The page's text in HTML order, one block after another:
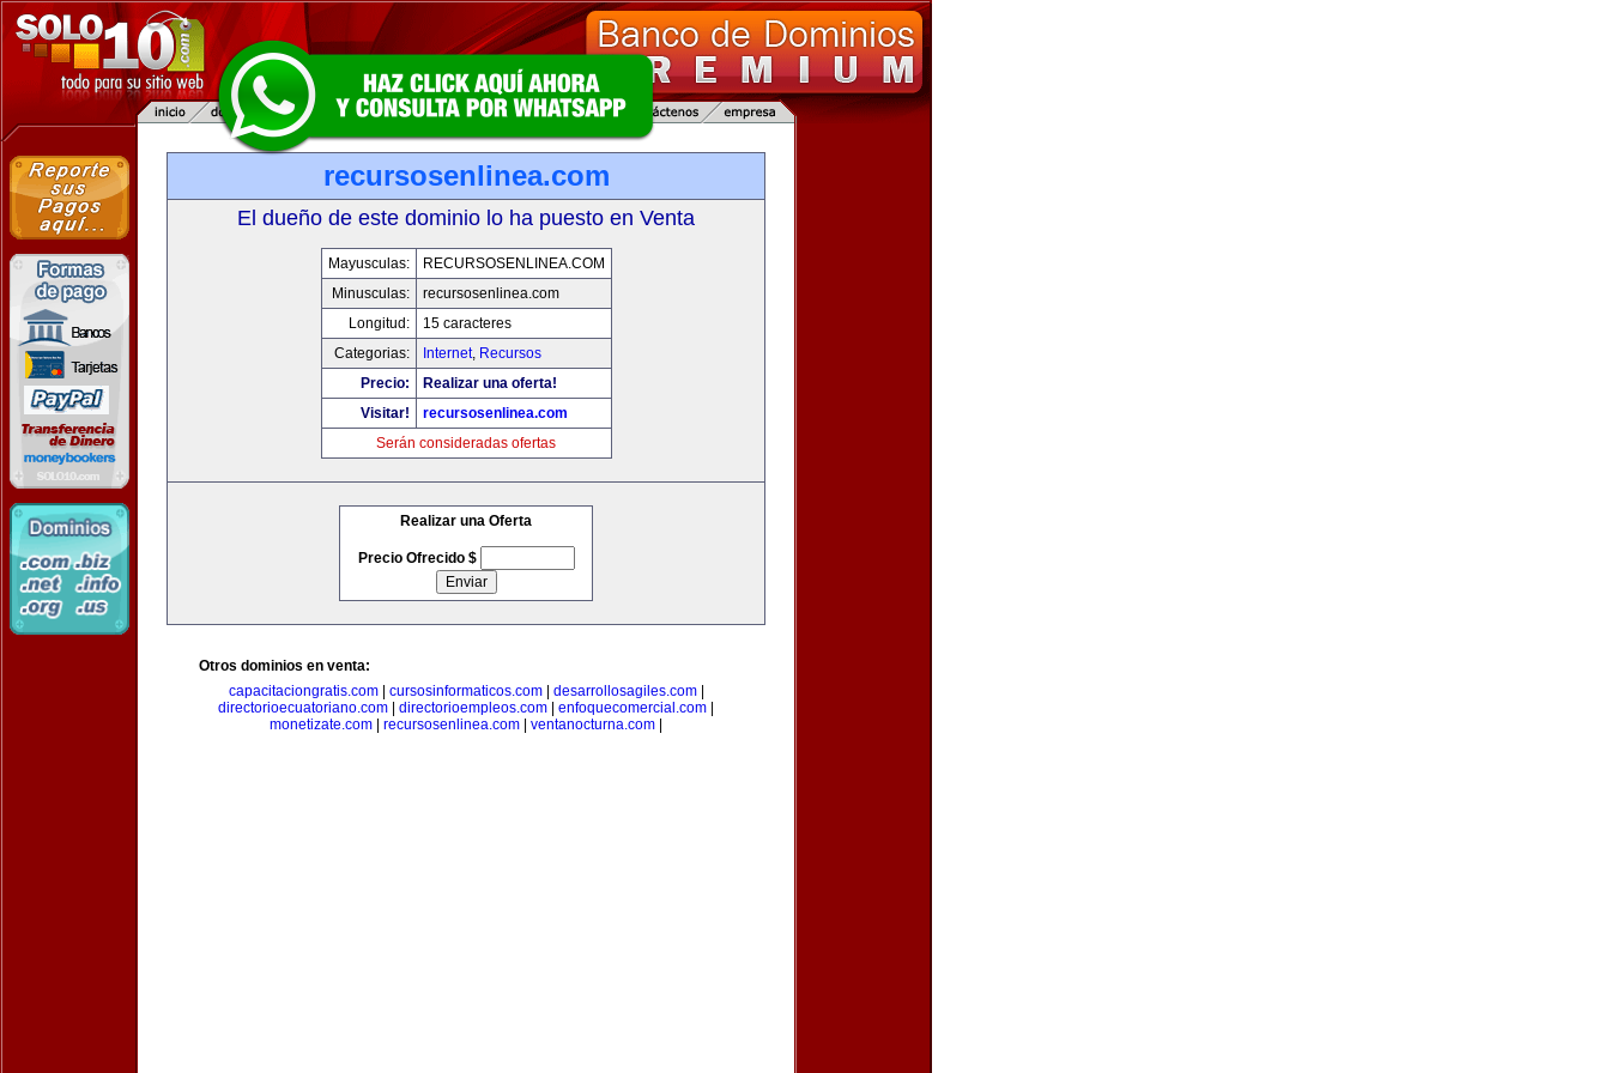
recursosenlinea.com
El dueño de este dominio lo ha puesto en Venta
Mayusculas:
RECURSOSENLINEA.COM
Minusculas:
recursosenlinea.com
Longitud:
15 caracteres
Categorias:
Internet, Recursos
Precio:
Realizar una oferta!
Visitar!
recursosenlinea.com
Serán consideradas ofertas
Realizar una Oferta
Precio Ofrecido $
Otros dominios en venta:
capacitaciongratis.com| cursosinformaticos.com| desarrollosagiles.com|
directorioecuatoriano.com
directorioempleos.com enfoquecomercial.com
monetizate.com
recursosenlinea.com ventanocturna.com